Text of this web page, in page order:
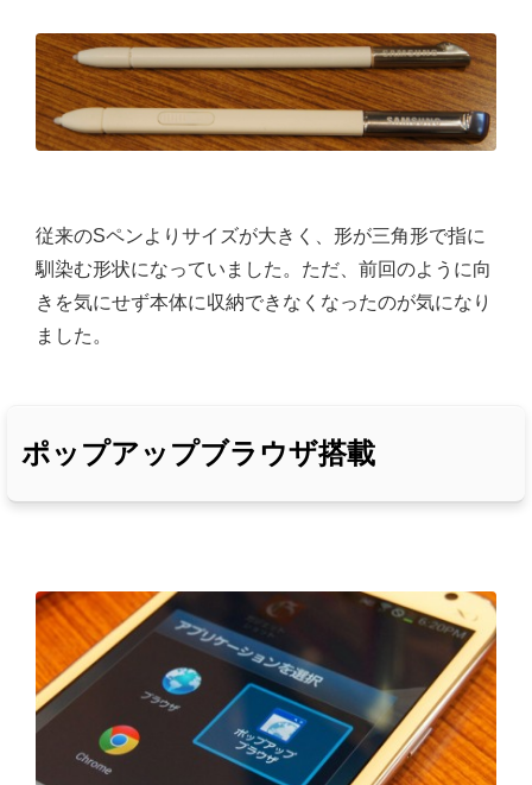
従来のSペンよりサイズが大きく、形が三角形で指に
馴染む形状になっていました。ただ、前回のように向
きを気にせず本体に収納できなくなったのが気になり
ました。
ポップアップブラウザ搭載